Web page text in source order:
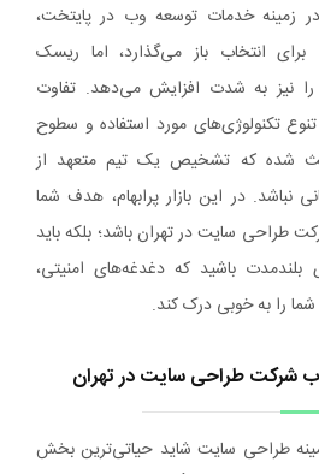
زمینه خدمات توسعه وب در پایتخت،
برای انتخاب باز می‌گذارد، اما ریسک
را نیز به شدت افزایش می‌دهد. تفاوت
تکنولوژی‌های مورد استفاده و سطوح
شده که تشخیص یک تیم متعهد از
نباشد. در این بازار پرابهام، هدف شما
طراحی سایت در تهران باشد؛ بلکه باید
باشید که دغدغه‌های امنیتی،
را به خوبی درک کند.
شرکت طراحی سایت در تهران
طراحی سایت شاید حیاتی‌ترین بخش